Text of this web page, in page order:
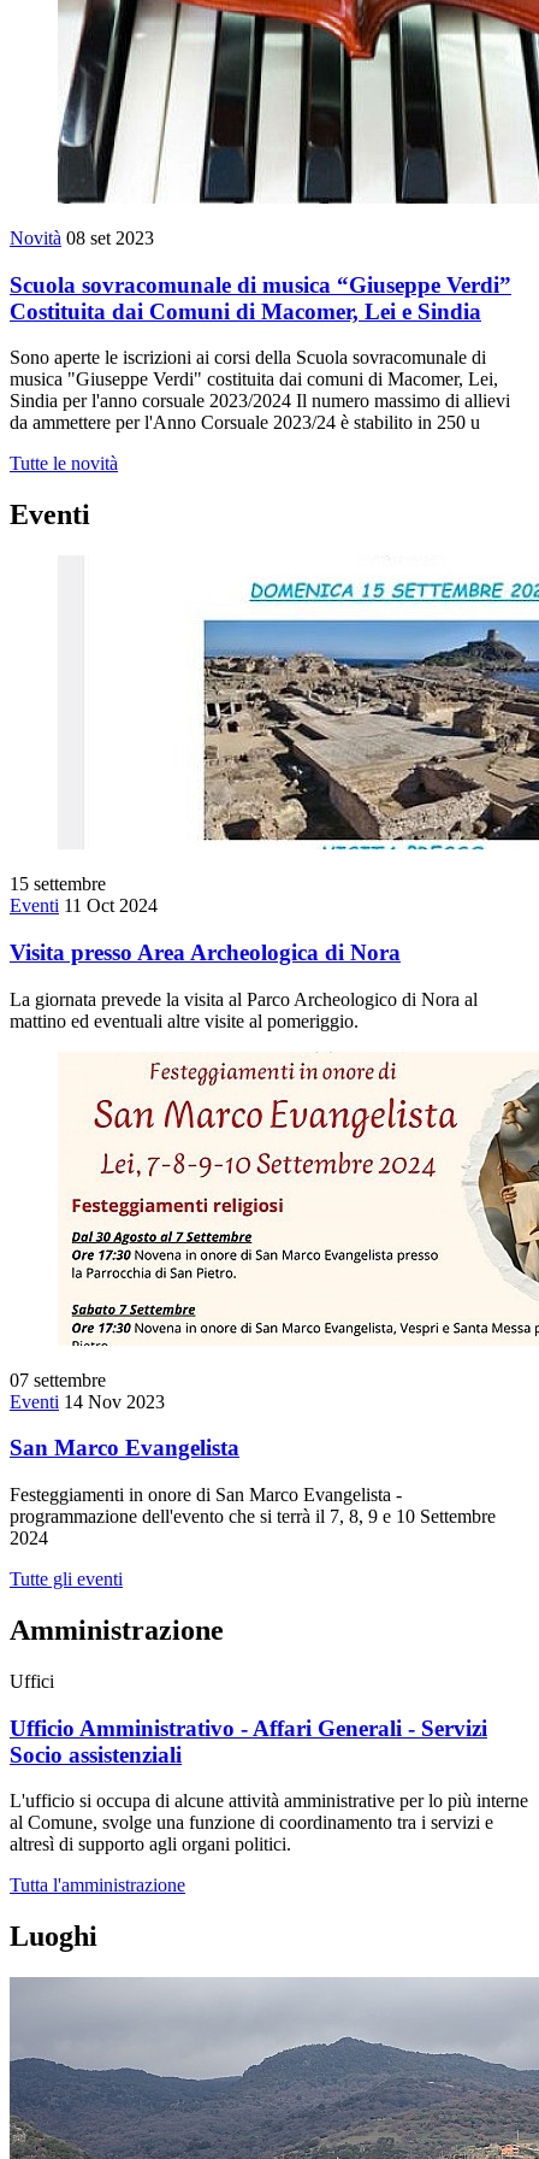
Novità 08 set 2023
Scuola sovracomunale di musica “Giuseppe Verdi”
Costituita dai Comuni di Macomer, Lei e Sindia
Sono aperte le iscrizioni ai corsi della Scuola sovracomunale di
musica "Giuseppe Verdi" costituita dai comuni di Macomer, Lei,
Sindia per l'anno corsuale 2023/2024 Il numero massimo di allievi
da ammettere per l'Anno Corsuale 2023/24 è stabilito in 250 u
Tutte le novità
Eventi
15 settembre
Eventi 11 Oct 2024
Visita presso Area Archeologica di Nora
La giornata prevede la visita al Parco Archeologico di Nora al
mattino ed eventuali altre visite al pomeriggio.
07 settembre
Eventi 14 Nov 2023
San Marco Evangelista
Festeggiamenti in onore di San Marco Evangelista -
programmazione dell'evento che si terrà il 7, 8, 9 e 10 Settembre
2024
Tutte gli eventi
Amministrazione
Uffici
Ufficio Amministrativo - Affari Generali - Servizi
Socio assistenziali
L'ufficio si occupa di alcune attività amministrative per lo più interne
al Comune, svolge una funzione di coordinamento tra i servizi e
altresì di supporto agli organi politici.
Tutta l'amministrazione
Luoghi